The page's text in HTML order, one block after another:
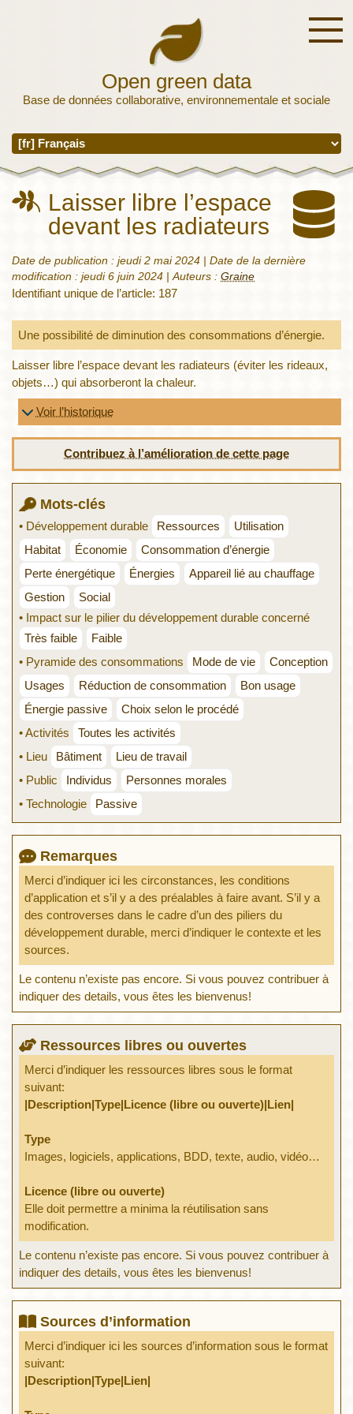
Open green data
Base de données collaborative, environnementale et sociale
Laisser libre l’espace
devant les radiateurs
Date de publication :jeudi 2 mai 2024 | Date de la dernière
modification :jeudi 6 juin 2024 |Auteurs :Graine
Identifiant unique de l’article: 187
Une possibilité de diminution des consommations d’énergie.
Laisser libre l’espace devant les radiateurs (éviter les rideaux,
objets…) qui absorberont la chaleur.
Voir l’historique
Contribuez à l’amélioration de cette page
Mots-clés
• Développement durable Ressources
Utilisation
Habitat
Économie
Consommation d’énergie
Perte énergétique
Énergies
Appareil lié au chauffage
Gestion
Social
• Impact sur le pilier du développement durable concerné
Très faible
Faible
• Pyramide des consommations
Mode de vie
Conception
Usages
Réduction de consommation
Bon usage
Énergie passive
Choix selon le procédé
• Activités
Toutes les activités
• Lieu
Bâtiment
Lieu de travail
• Public
Individus
Personnes morales
• Technologie
Passive
Remarques
Merci d’indiquer ici les circonstances, les conditions
d’application et s’il y a des préalables à faire avant. S’il y a
des controverses dans le cadre d’un des piliers du
développement durable, merci d’indiquer le contexte et les
sources.
Le contenu n’existe pas encore. Si vous pouvez contribuer à
indiquer des details, vous êtes les bienvenus!
Ressources libres ou ouvertes
Merci d’indiquer les ressources libres sous le format
suivant:
|Description|Type|Licence (libre ou ouverte)|Lien|
Type
Images, logiciels, applications, BDD, texte, audio, vidéo…
Licence (libre ou ouverte)
Elle doit permettre a minima la réutilisation sans
modification.
Le contenu n’existe pas encore. Si vous pouvez contribuer à
indiquer des details, vous êtes les bienvenus!
Sources d’information
Merci d’indiquer ici les sources d’information sous le format
suivant:
|Description|Type|Lien|